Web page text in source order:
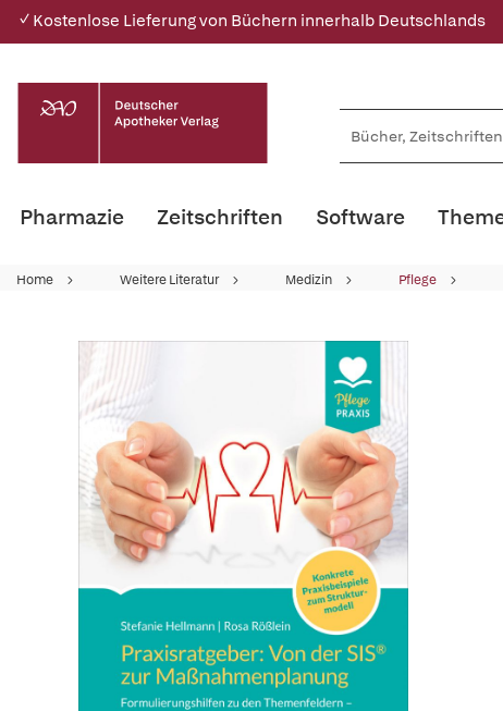
✓ Kostenlose Lieferung von Büchern innerhalb Deutschlands
Pharmazie Zeitschriften Software
Home Weitere Literatur Medizin Pflege